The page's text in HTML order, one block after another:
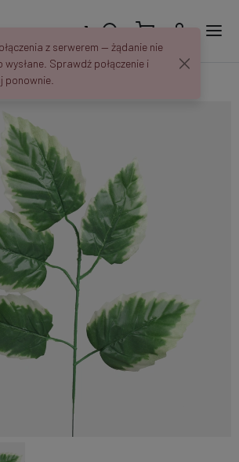
Olcha F210
z serwerem — żądanie nie
wysłane. Sprawdź połączenie i
ponownie.